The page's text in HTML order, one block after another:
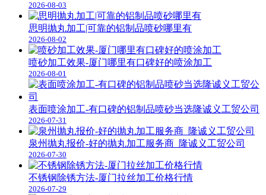
2026-08-03
思明抛丸加工|可靠的铝制品喷砂哪里有
2026-08-02
喷砂加工效果-厦门哪里有口碑好的喷涂加工
2026-08-01
表面喷涂加工-有口碑的铝制品喷砂当选隆诚义工贸公司
2026-07-31
泉州抛丸报价-好的抛丸加工服务商_隆诚义工贸公司
2026-07-30
不锈钢除锈方法-厦门拉丝加工价格行情
2026-07-29